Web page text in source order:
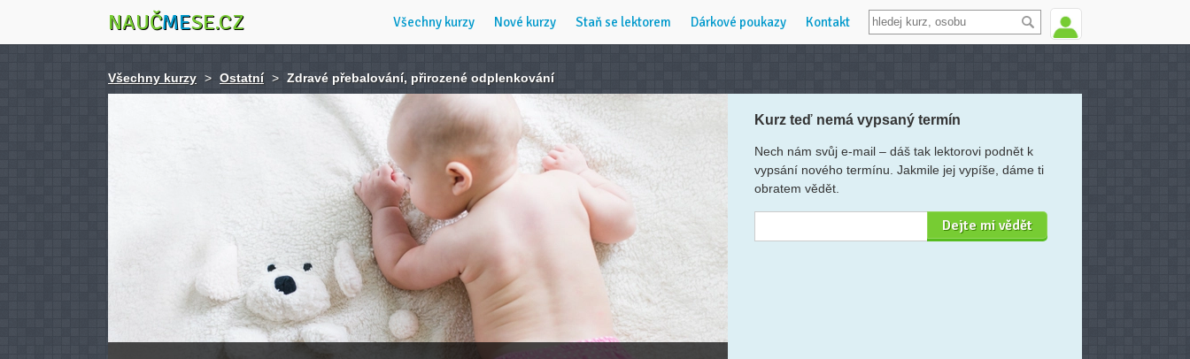
NAUČMESE.CZ Všechny kurzy Nové kurzy Staň se lektorem Dárkové poukazy Kontakt
Všechny kurzy > Ostatní > Zdravé přebalování, přirozené odplenkování
Kurz teď nemá vypsaný termín
Nech nám svůj e-mail – dáš tak lektorovi podnět k
vypsání nového termínu. Jakmile jej vypíše, dáme ti
obratem vědět.